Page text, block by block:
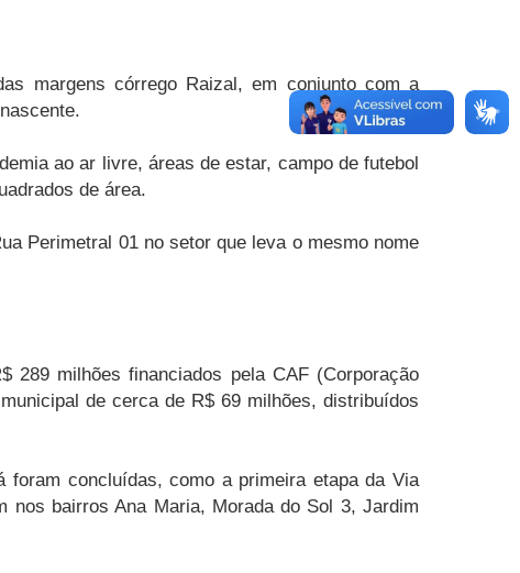
margens córrego Raizal, em conjunto com a
ao ar livre, áreas de estar, campo de futebol
de área.
Perimetral 01 no setor que leva o mesmo nome
289 milhões financiados pela CAF (Corporação
de cerca de R$ 69 milhões, distribuídos
foram concluídas, como a primeira etapa da Via
nos bairros Ana Maria, Morada do Sol 3, Jardim